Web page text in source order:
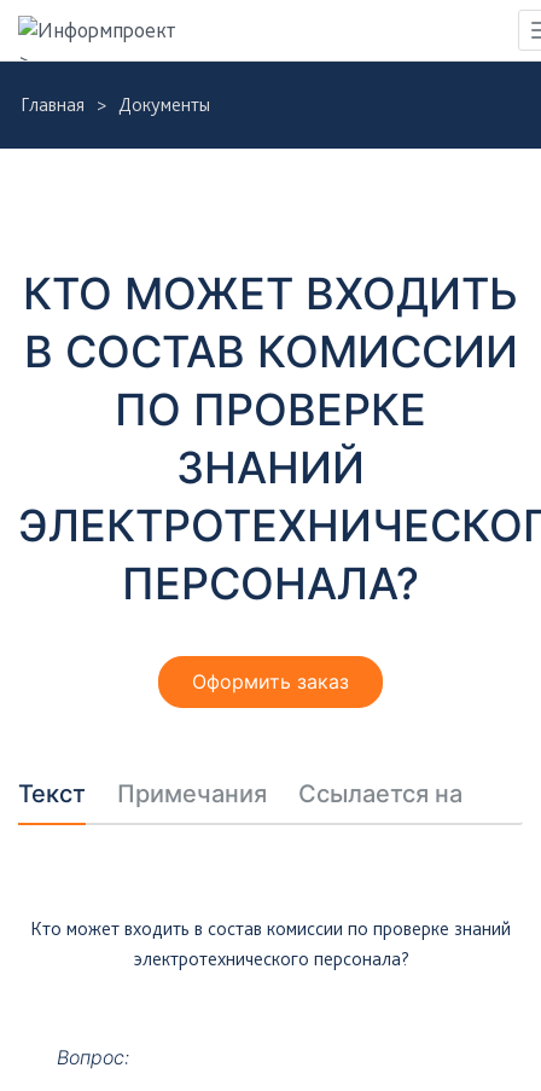
main
Навигация
>
Главная Документы
Д
к
у
н
КТО МОЖЕТ ВХОДИТЬ
В СОСТАВ КОМИССИИ
ПО ПРОВЕРКЕ
ЗНАНИЙ
ПЕРСОНАЛА?
Оформить заказ
Текст Примечания Ссылается на
Кто может входить в состав комиссии по проверке знаний
электротехнического персонала?
Вопрос:
Необходимые
функционирования